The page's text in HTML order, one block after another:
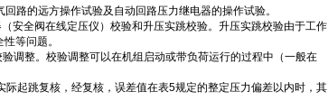
路的远方操作试验及自动回路压力继电器的操作试验。
安全阀在线定压仪）校验和升压实跳校验。升压实跳校验由于工作
等问题。
调整。校验调整可以在机组启动或带负荷运行的过程中（一般在
起跳复核，经复核，误差值在表5规定的整定压力偏差以内时，其